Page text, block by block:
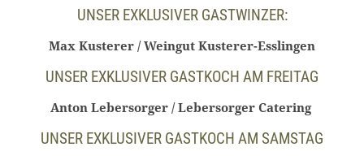
UNSER EXKLUSIVER GASTWINZER:
Max Kusterer / Weingut Kusterer-Esslingen
UNSER EXKLUSIVER GASTKOCH AM FREITAG
Anton Lebersorger / Lebersorger Catering
UNSER EXKLUSIVER GASTKOCH AM SAMSTAG